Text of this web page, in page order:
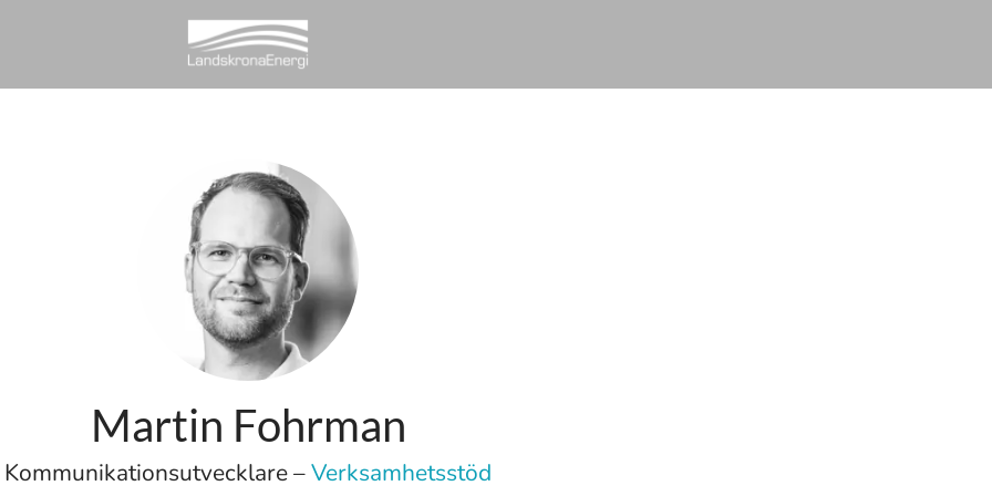
Martin Fohrman
Kommunikationsutvecklare –Verksamhetsstöd